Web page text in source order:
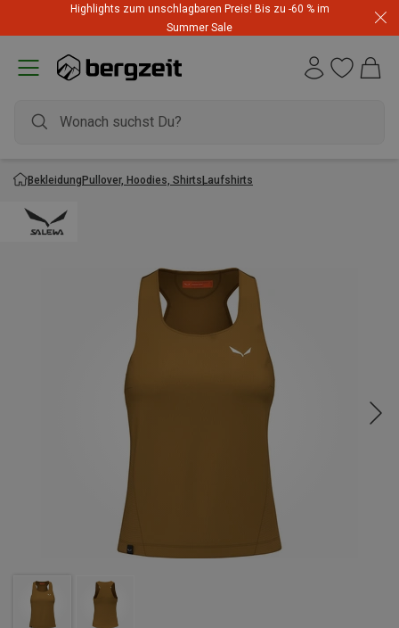
Highlights zum unschlagbaren Preis! Bis zu -60 % im
Summer Sale
BekleidungPullover, Hoodies, ShirtsLaufshirts